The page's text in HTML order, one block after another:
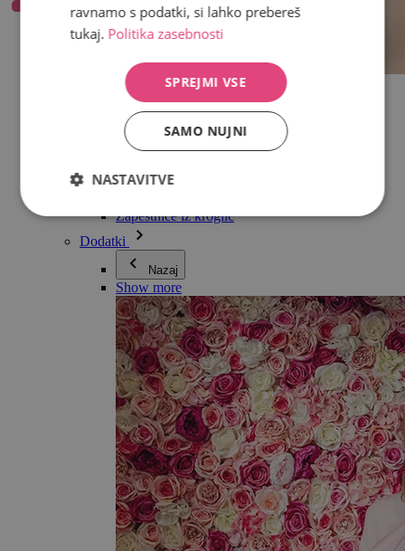
Vse v kategoriji Nakit
Uhani
Zapestnice
Ogrlice
Kolekcija Adéle Pečlové
Nakit za pare
Zapestnice iz kroglic
Dodatki
Nazaj
Show more
ravnamo s podatki, si lahko prebereš
tukaj. Politika zasebnosti
SPREJMI VSE
SAMO NUJNI
NASTAVITVE